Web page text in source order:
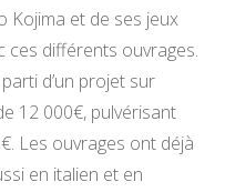
Kojima et de ses jeux
ces différents ouvrages.
d’un projet sur
12 000€, pulvérisant
Les ouvrages ont déjà
en italien et en